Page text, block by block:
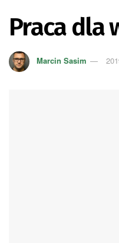
Praca dla
Marcin Sasim